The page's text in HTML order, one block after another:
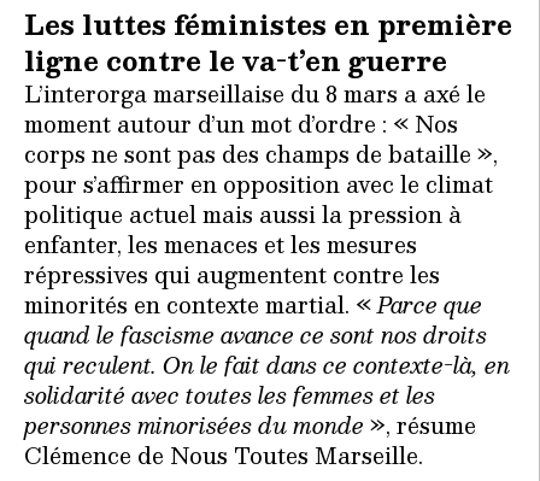
Les luttes féministes en première
ligne contre le va-t’en guerre
L’interorga marseillaise du 8 mars a axé le
moment autour d’un mot d’ordre : « Nos
corps ne sont pas des champs de bataille »,
pour s’affirmer en opposition avec le climat
politique actuel mais aussi la pression à
enfanter, les menaces et les mesures
répressives qui augmentent contre les
minorités en contexte martial. «Parce que
quand le fascisme avance ce sont nos droits
qui reculent. On le fait dans ce contexte-là, en
solidarité avec toutes les femmes et les
personnes minorisées du monde», résume
Clémence de Nous Toutes Marseille.